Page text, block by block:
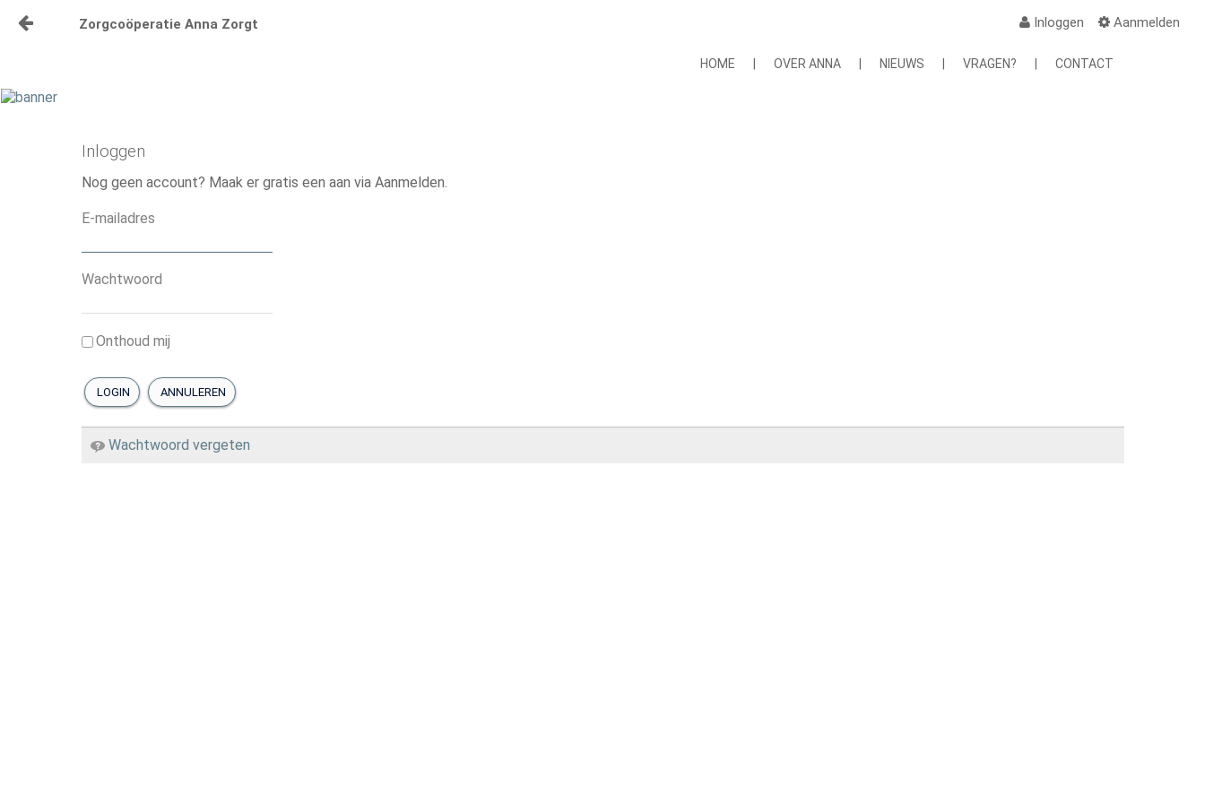
Inloggen Aanmelden
Zorgcoöperatie Anna Zorgt
Over Anna
Nieuws
Lid worden Anna Zorgt
Vragen?
Contact
Activiteiten
Vraagbaak
Zelfzorg
HOME OVER ANNA NIEUWS VRAGEN? CONTACT
Inloggen
Nog geen account? Maak er gratis een aan via Aanmelden.
E-mailadres
Wachtwoord
Onthoud mij
LOGIN ANNULEREN
Wachtwoord vergeten